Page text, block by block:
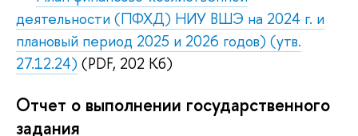
деятельности (ПФХД) НИУ ВШЭ на 2024 г. и
плановый период 2025 и 2026 годов) (утв.
27.12.24) (PDF, 202 Кб)
Отчет о выполнении государственного
задания